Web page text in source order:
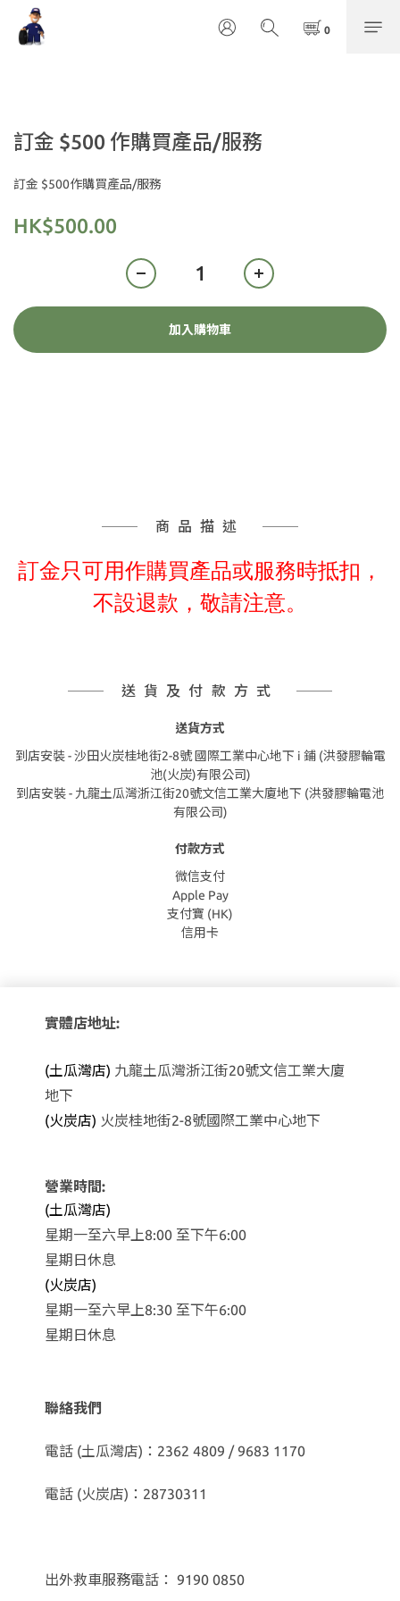
訂金 $500 作購買產品/服務
訂金 $500作購買產品/服務
HK$500.00
加入購物車
商品描述
訂金只可用作購買產品或服務時抵扣，
不設退款，敬請注意。
送貨及付款方式
送貨方式
到店安裝 - 沙田火炭桂地街2-8號 國際工業中心地下 i 鋪 (洪發膠輪電
池(火炭)有限公司)
到店安裝 - 九龍土瓜灣浙江街20號文信工業大廈地下 (洪發膠輪電池
有限公司)
付款方式
微信支付
Apple Pay
支付寶 (HK)
信用卡
實體店地址:
(土瓜灣店) 九龍土瓜灣浙江街20號文信工業大廈
地下
(火炭店) 火炭桂地街2-8號國際工業中心地下
營業時間:
(土瓜灣店)
星期一至六早上8:00 至下午6:00
星期日休息
(火炭店)
星期一至六早上8:30 至下午6:00
星期日休息
聯絡我們
電話 (土瓜灣店)：2362 4809 / 9683 1170
電話 (火炭店)：28730311
出外救車服務電話： 9190 0850